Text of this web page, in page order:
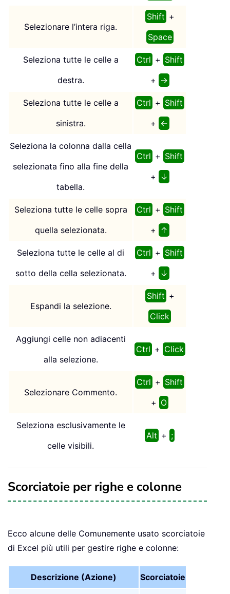
Selezionare l’intera riga.
Shift +
Space
Seleziona tutte le celle a
destra.
Ctrl + Shift
+ →
Seleziona tutte le celle a
sinistra.
Ctrl + Shift
+ ←
Seleziona la colonna dalla cella
selezionata fino alla fine della
tabella.
Ctrl + Shift
+ ↓
Seleziona tutte le celle sopra
quella selezionata.
Ctrl + Shift
+ ↑
Seleziona tutte le celle al di
sotto della cella selezionata.
Ctrl + Shift
+ ↓
Espandi la selezione.
Shift +
Click
Aggiungi celle non adiacenti
alla selezione.
Ctrl + Click
Selezionare Commento.
Ctrl + Shift
+ O
Seleziona esclusivamente le
celle visibili.
Alt + ;
Scorciatoie per righe e colonne
Ecco alcune delle Comunemente usato scorciatoie
di Excel più utili per gestire righe e colonne:
Descrizione (Azione) Scorciatoie